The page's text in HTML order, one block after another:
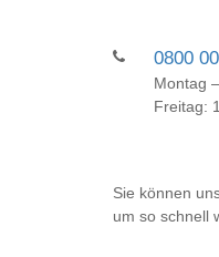
0800
Montag
Freitag:
Sie können
um so schnell